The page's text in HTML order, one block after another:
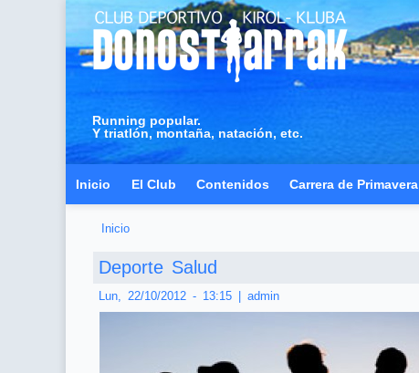
Running popular.
Y triatlón, montaña, natación, etc.
Inicio El Club Contenidos Carrera de Primavera
Inicio
Deporte Salud
Lun, 22/10/2012 - 13:15 admin